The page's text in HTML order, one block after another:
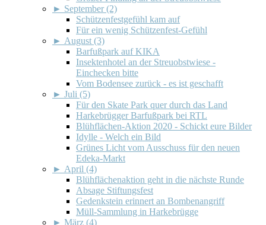
► September (2)
Schützenfestgefühl kam auf
Für ein wenig Schützenfest-Gefühl
► August (3)
Barfußpark auf KIKA
Insektenhotel an der Streuobstwiese -
Einchecken bitte
Vom Bodensee zurück - es ist geschafft
► Juli (5)
Für den Skate Park quer durch das Land
Harkebrügger Barfußpark bei RTL
Blühflächen-Aktion 2020 - Schickt eure Bilder
Idylle - Welch ein Bild
Grünes Licht vom Ausschuss für den neuen
Edeka-Markt
► April (4)
Blühflächenaktion geht in die nächste Runde
Absage Stiftungsfest
Gedenkstein erinnert an Bombenangriff
Müll-Sammlung in Harkebrügge
► März (4)